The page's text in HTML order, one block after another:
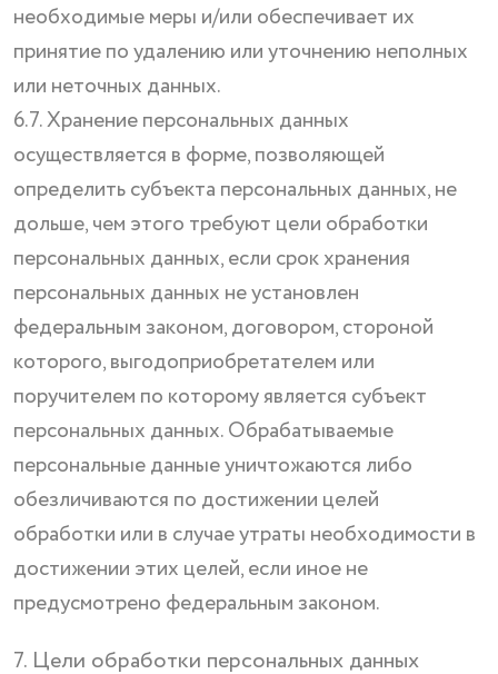
необходимые меры и/или обеспечивает их
принятие по удалению или уточнению неполных
или неточных данных.
6.7. Хранение персональных данных
осуществляется в форме, позволяющей
определить субъекта персональных данных, не
дольше, чем этого требуют цели обработки
персональных данных, если срок хранения
персональных данных не установлен
федеральным законом, договором, стороной
которого, выгодоприобретателем или
поручителем по которому является субъект
персональных данных. Обрабатываемые
персональные данные уничтожаются либо
обезличиваются по достижении целей
обработки или в случае утраты необходимости в
достижении этих целей, если иное не
предусмотрено федеральным законом.
7. Цели обработки персональных данных